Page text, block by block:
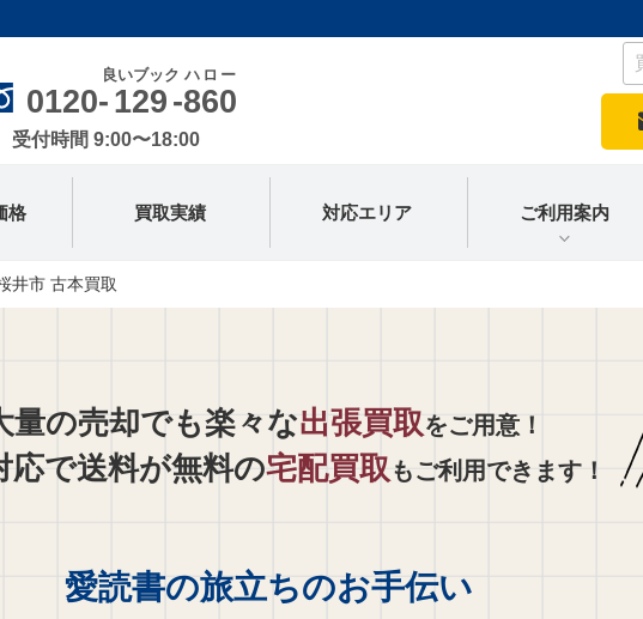
0120- 129
良いブック
-860
ハロー
受付時間 9:00〜18:00
格 買取実績 対応エリア ご利用案内
井市 古本買取
量の売却でも楽々な出張買取をご用意！
応で送料が無料の宅配買取 もご利用できます！
愛読書の旅立ちのお手伝い